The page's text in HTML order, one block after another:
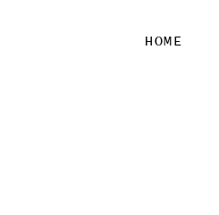
HOME